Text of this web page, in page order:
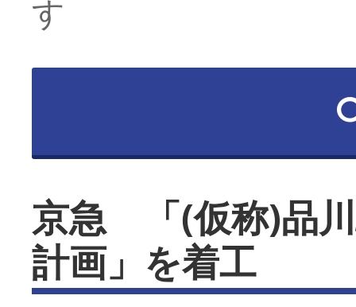
す
京急 「(仮称)品
計画」を着工